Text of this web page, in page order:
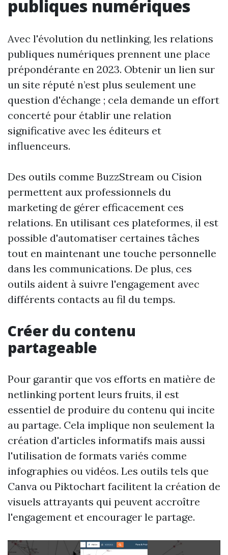
publiques numériques
Avec l'évolution du netlinking, les relations
publiques numériques prennent une place
prépondérante en 2023. Obtenir un lien sur
un site réputé n’est plus seulement une
question d'échange ; cela demande un effort
concerté pour établir une relation
significative avec les éditeurs et
influenceurs.
Des outils comme BuzzStream ou Cision
permettent aux professionnels du
marketing de gérer efficacement ces
relations. En utilisant ces plateformes, il est
possible d'automatiser certaines tâches
tout en maintenant une touche personnelle
dans les communications. De plus, ces
outils aident à suivre l'engagement avec
différents contacts au fil du temps.
Créer du contenu
partageable
Pour garantir que vos efforts en matière de
netlinking portent leurs fruits, il est
essentiel de produire du contenu qui incite
au partage. Cela implique non seulement la
création d'articles informatifs mais aussi
l'utilisation de formats variés comme
infographies ou vidéos. Les outils tels que
Canva ou Piktochart facilitent la création de
visuels attrayants qui peuvent accroître
l'engagement et encourager le partage.